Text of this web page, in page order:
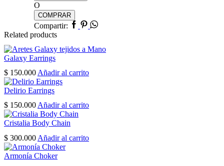
O
COMPRAR
Compartir: Facebook
Pinterest
Whatsapp
Related products
Galaxy Earrings
$ 150.000 Añadir al carrito
Delirio Earrings
$ 150.000 Añadir al carrito
Cristalia Body Chain
$ 300.000 Añadir al carrito
Armonía Choker